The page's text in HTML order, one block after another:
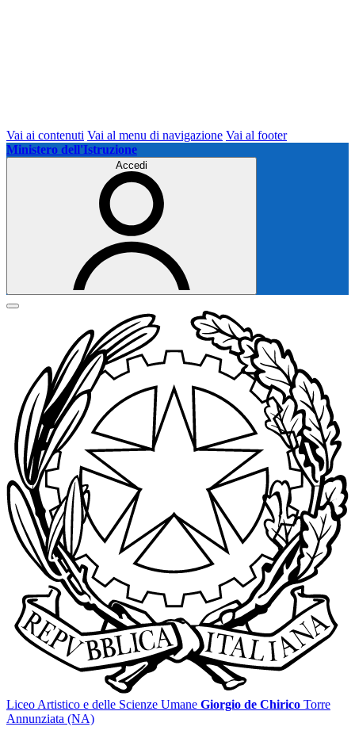
Vai ai contenuti Vai al menu di navigazione Vai al footer
Ministero dell'Istruzione
Accedi
Liceo Artistico e delle Scienze Umane Giorgio de Chirico Torre
Annunziata (NA)